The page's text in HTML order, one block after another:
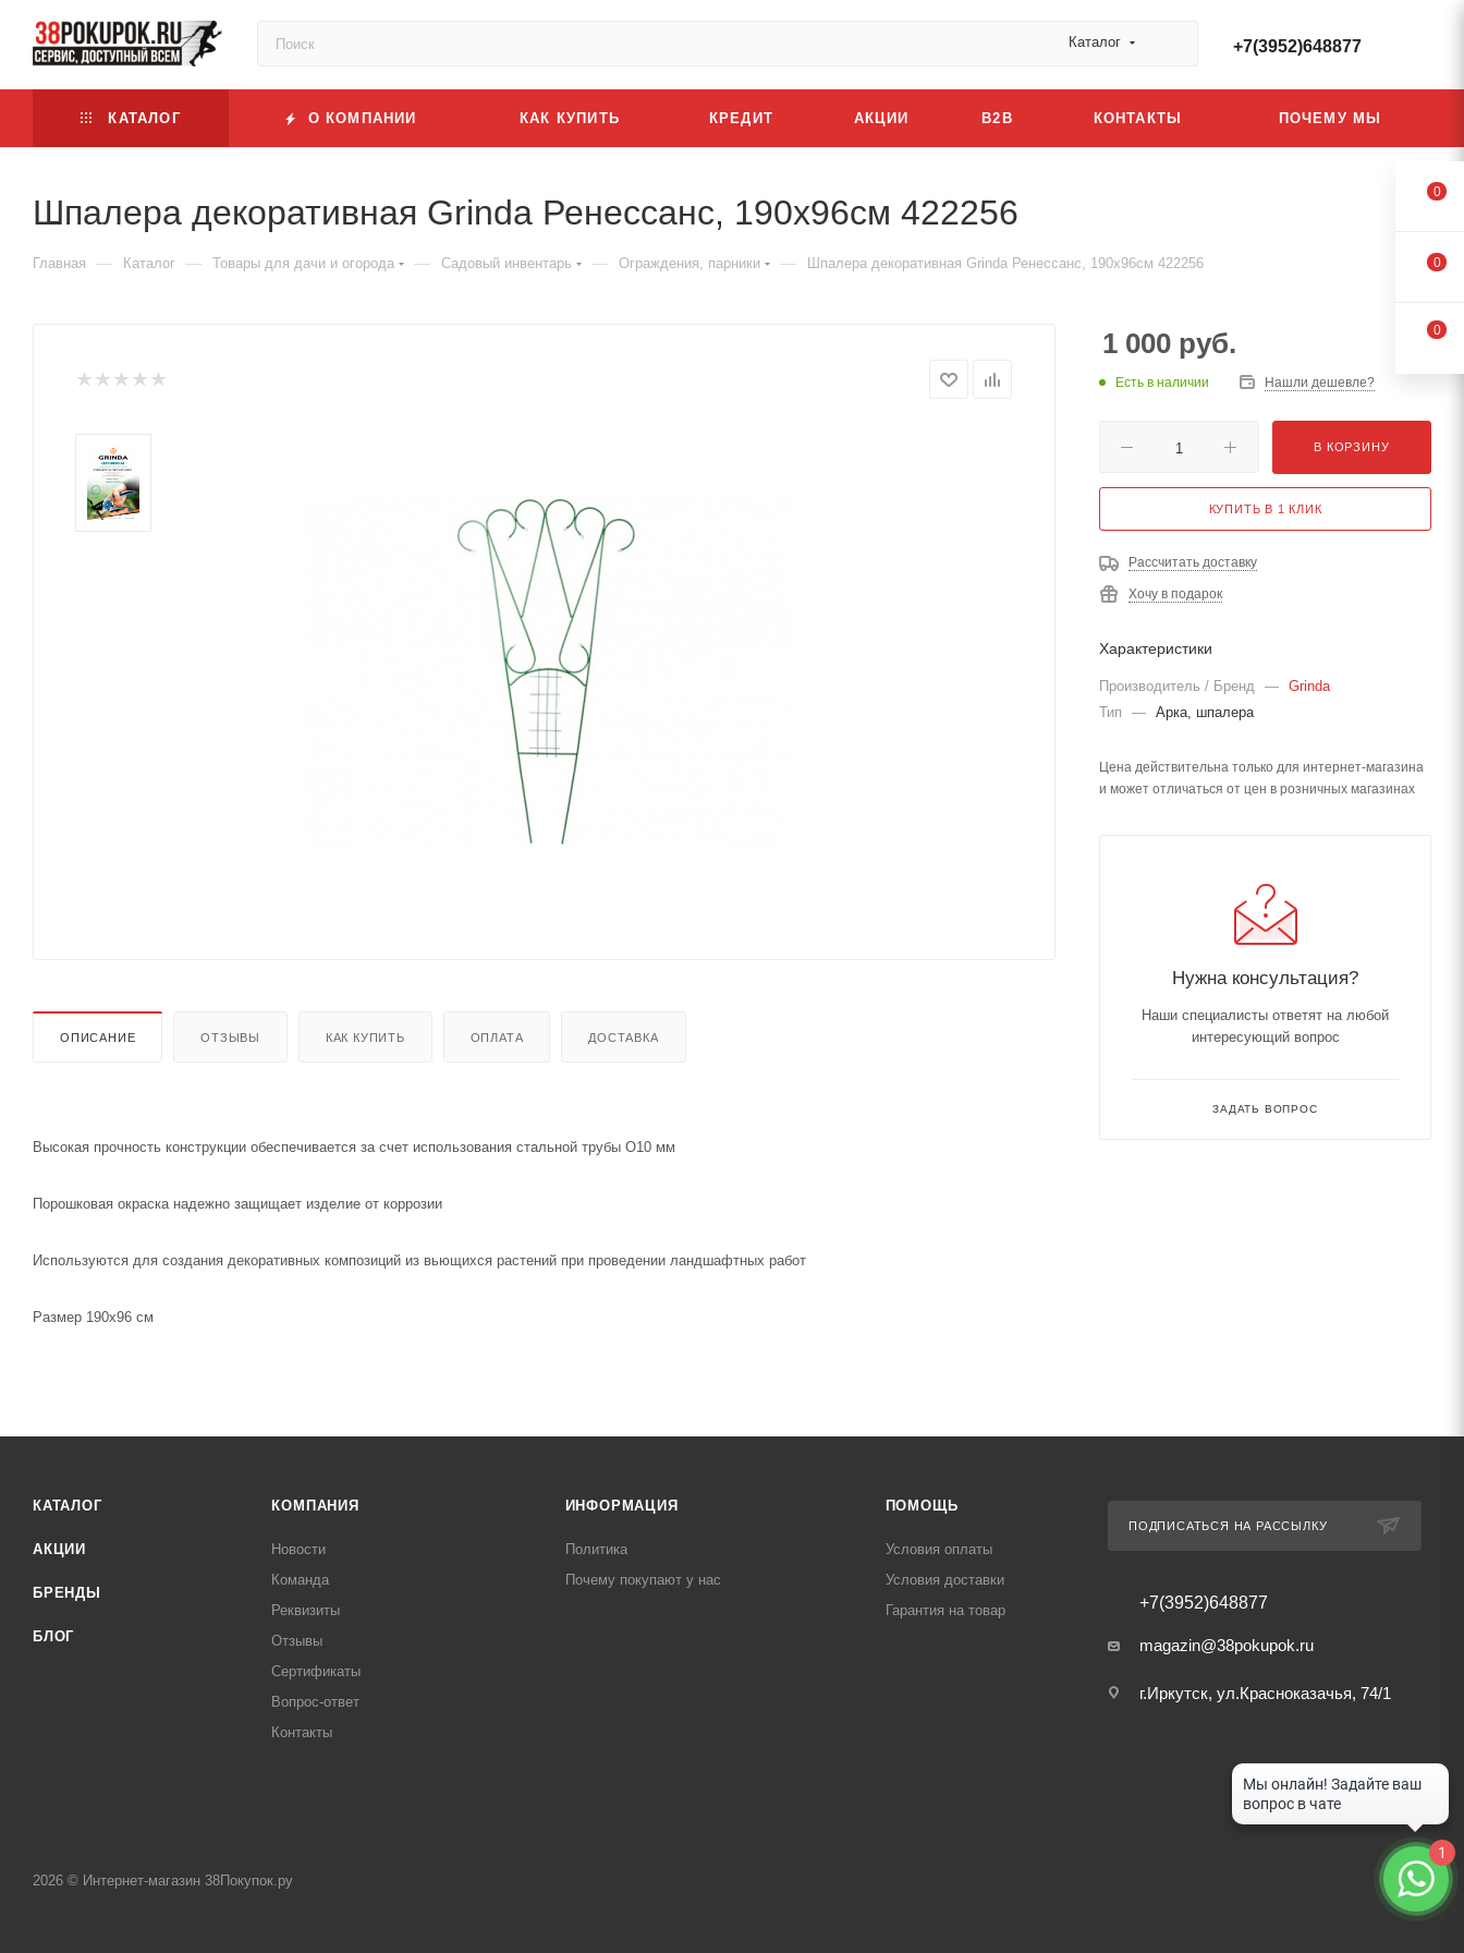
Каталог +7(3952)648877
КАТАЛОГ О КОМПАНИИ КАК КУПИТЬ КРЕДИТ АКЦИИ B2B КОНТАКТЫ ПОЧЕМУ МЫ
Шпалера декоративная Grinda Ренессанс, 190х96см 422256
Главная — Каталог — Товары для дачи и огорода — Садовый инвентарь — Ограждения, парники — Шпалера декоративная Grinda Ренессанс, 190х96см 422256
ОПИСАНИЕ ОТЗЫВЫ КАК КУПИТЬ ОПЛАТА ДОСТАВКА
Высокая прочность конструкции обеспечивается за счет использования стальной трубы O10 мм
Порошковая окраска надежно защищает изделие от коррозии
Используются для создания декоративных композиций из вьющихся растений при проведении ландшафтных работ
Размер 190х96 см
1 000 руб.
Есть в наличии Нашли дешевле?
В КОРЗИНУ
КУПИТЬ В 1 КЛИК
Рассчитать доставку
Хочу в подарок
Характеристики
Производитель / Бренд — Grinda
Тип
— Арка, шпалера
Цена действительна только для интернет-магазина
и может отличаться от цен в розничных магазинах
Нужна консультация?
Наши специалисты ответят на любой
интересующий вопрос
ЗАДАТЬ ВОПРОС
КАТАЛОГ
АКЦИИ
БРЕНДЫ
БЛОГ
КОМПАНИЯ
Новости
Команда
Реквизиты
Отзывы
Сертификаты
Вопрос-ответ
Контакты
ИНФОРМАЦИЯ
Политика
Почему покупают у нас
ПОМОЩЬ
Условия оплаты
Условия доставки
Гарантия на товар
ПОДПИСАТЬСЯ НА РАССЫЛКУ
+7(3952)648877
magazin@38pokupok.ru
г.Иркутск, ул.Красноказачья, 74/1
2026 © Интернет-магазин 38Покупок.ру
0
0
0
1